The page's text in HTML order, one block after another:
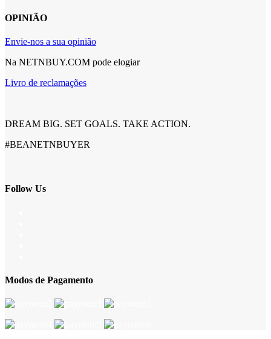
OPINIÃO
Envie-nos a sua opinião
Na NETNBUY.COM pode elogiar
Livro de reclamações
DREAM BIG. SET GOALS. TAKE ACTION.
#BEANETNBUYER
Follow Us
Modos de Pagamento